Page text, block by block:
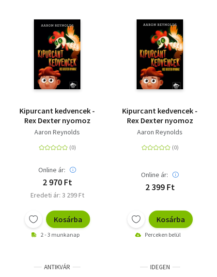
Kipurcant kedvencek -
Rex Dexter nyomoz
Aaron Reynolds
Online ár:
2 970 Ft
Eredeti ár: 3 299 Ft
Kosárba
2 - 3 munkanap
Kipurcant kedvencek -
Rex Dexter nyomoz
Aaron Reynolds
Online ár:
2 399 Ft
Kosárba
Perceken belül
ANTIKVÁR IDEGEN